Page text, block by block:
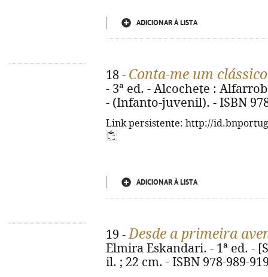
ADICIONAR À LISTA
18 - Conta-me um clássico
- 3ª ed. - Alcochete :
- (Infanto-juvenil). - ISBN
Link persistente: http://
ADICIONAR À LISTA
19 -Desde a primeira
Elmira Eskandari. - 1ª ed. -
il. ; 22 cm. - ISBN 978-989-